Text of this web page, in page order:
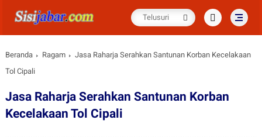
Beranda Ragam
Jasa Raharja Serahkan Santunan Korban Kecelakaan
Tol Cipali
Jasa Raharja Serahkan Santunan Korban
Kecelakaan Tol Cipali